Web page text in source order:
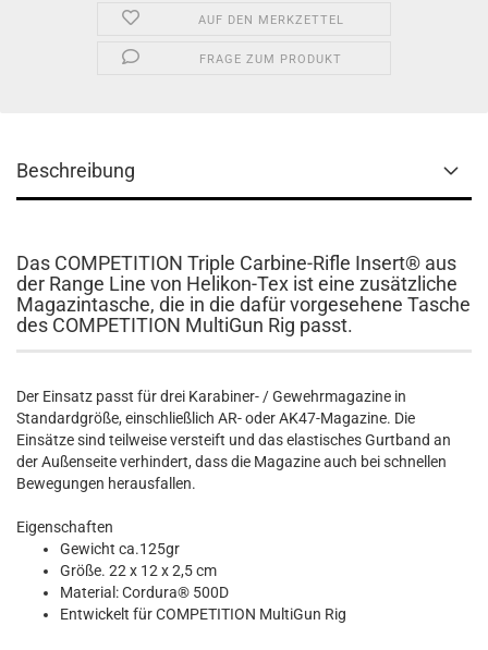
AUF DEN MERKZETTEL
FRAGE ZUM PRODUKT
Beschreibung
Das COMPETITION Triple Carbine-Rifle Insert® aus
der Range Line von Helikon-Tex ist eine zusätzliche
Magazintasche, die in die dafür vorgesehene Tasche
des COMPETITION MultiGun Rig passt.
Der Einsatz passt für drei Karabiner- / Gewehrmagazine in
Standardgröße, einschließlich AR- oder AK47-Magazine. Die
Einsätze sind teilweise versteift und das elastisches Gurtband an
der Außenseite verhindert, dass die Magazine auch bei schnellen
Bewegungen herausfallen.
Eigenschaften
Gewicht ca.125gr
Größe. 22 x 12 x 2,5 cm
Material: Cordura® 500D
Entwickelt für COMPETITION MultiGun Rig